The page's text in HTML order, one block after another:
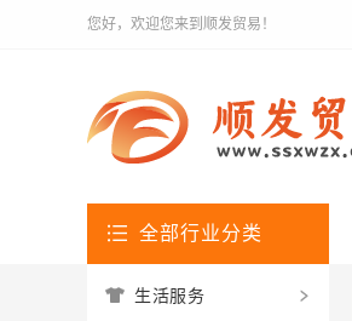
您好，欢迎您来到顺发贸易！
全部行业分类
生活服务